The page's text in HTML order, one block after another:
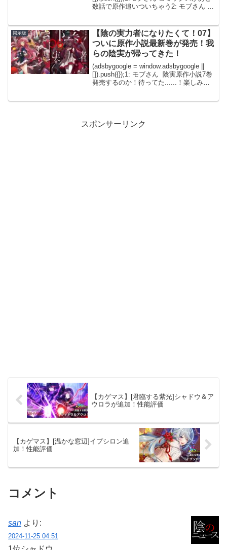
数話で原作追いついちゃう2: モブさん も
掲示板
【陰の実力者になりたくて！07】
ついに原作小説最新巻が発売！我
らの陰実が帰ってきた！
(adsbygoogle = window.adsbygoogle ||
[]).push({});1: モブさん 陰実原作小説7巻
発売するのか！待ってた......！楽しみす
スポンサーリンク
【カゲマス】[君臨する紫光]シャドウ＆ア
ウロラが追加！性能評価
【カゲマス】[温かな窓辺]イプシロン追
加！性能評価
コメント
san より:
2024-11-25 04:51